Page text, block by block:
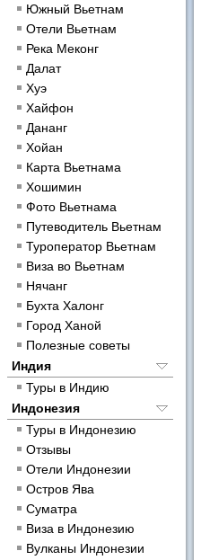
Южный Вьетнам
Отели Вьетнам
Река Меконг
Далат
Хуэ
Хайфон
Дананг
Хойан
Карта Вьетнама
Хошимин
Фото Вьетнама
Путеводитель Вьетнам
Туроператор Вьетнам
Виза во Вьетнам
Нячанг
Бухта Халонг
Город Ханой
Полезные советы
Индия
Туры в Индию
Индонезия
Туры в Индонезию
Отзывы
Отели Индонезии
Остров Ява
Суматра
Виза в Индонезию
Вулканы Индонезии